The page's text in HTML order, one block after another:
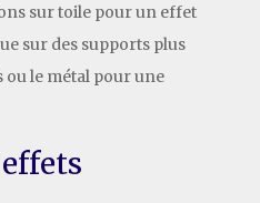
sur toile pour un effet
sur des supports plus
ou le métal pour une